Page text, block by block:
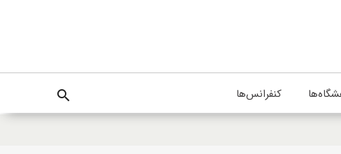
کنفرانس‌ها search